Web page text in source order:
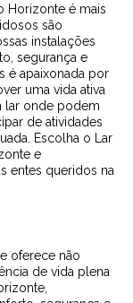
Horizonte é mais
são
instalações
segurança e
é apaixonada por
uma vida ativa
lar onde podem
de atividades
Escolha o Lar
e
entes queridos na
oferece não
de vida plena